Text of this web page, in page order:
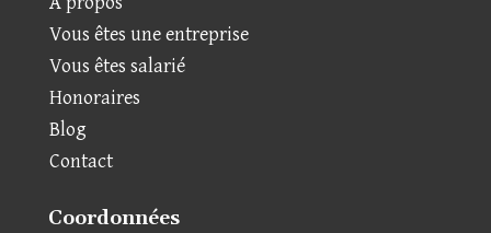
Vous êtes une entreprise
Vous êtes salarié
Honoraires
Blog
Contact
Coordonnées